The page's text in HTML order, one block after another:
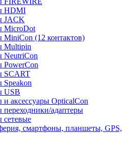
HDMI
JACK
MicroDot
MiniCon (12 контактов)
Multipin
NeutriCon
PowerCon
SCART
Speakon
USB
и аксессуары OpticalCon
переходники/адаптеры
сетевые
смартфоны, планшеты, GPS,